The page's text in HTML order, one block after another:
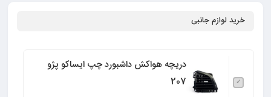
خرید لوازم جانبی
دریچه هواکش داشبورد چپ ایساکو پژو
207